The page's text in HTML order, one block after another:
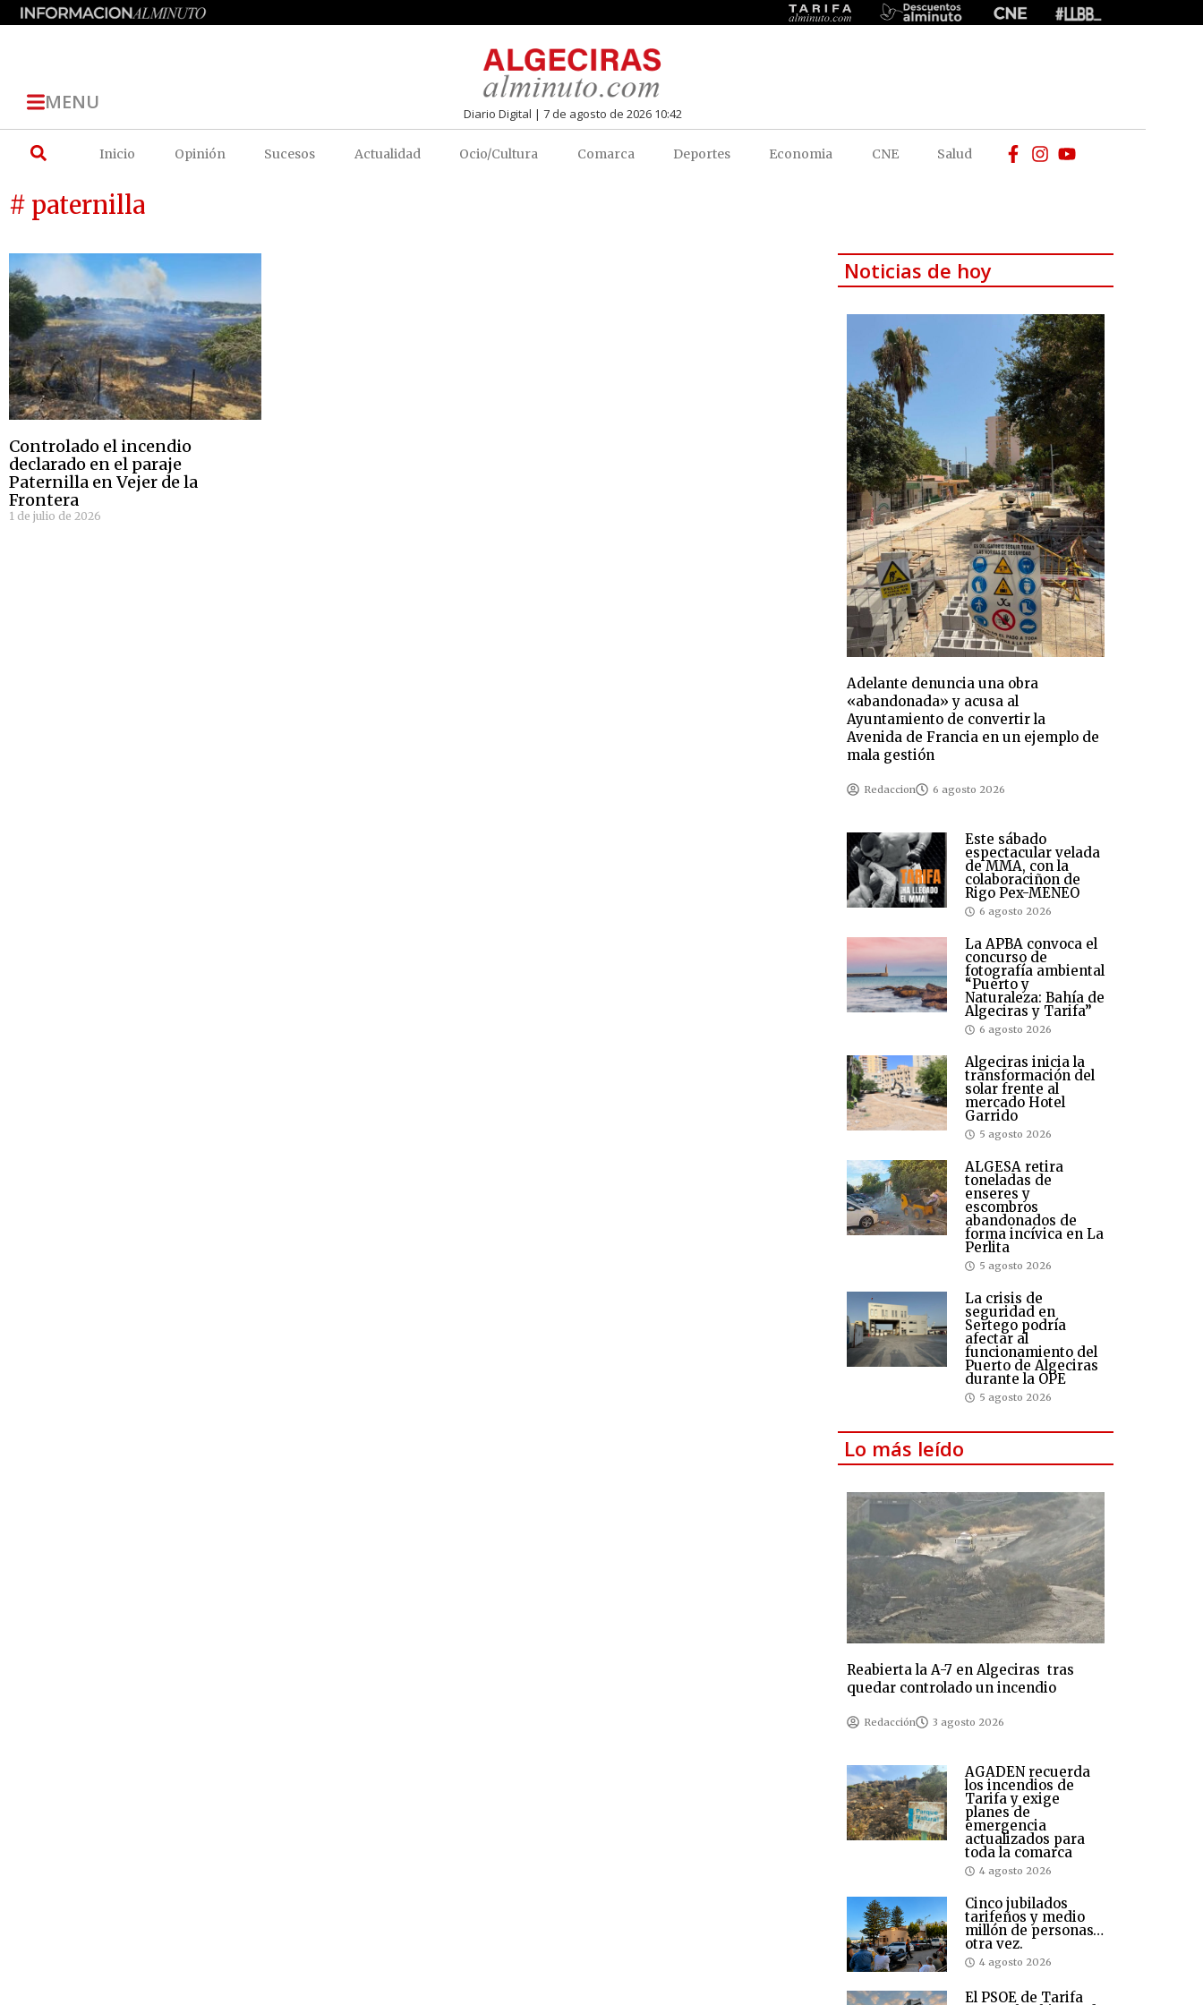
MENU Diario Digital | 7 de agosto de 2026 10:42
Inicio Opinión Sucesos Actualidad Ocio/Cultura Comarca Deportes Economia CNE Salud
# paternilla
Controlado el incendio
declarado en el paraje
Paternilla en Vejer de la
Frontera
1 de julio de 2026
Noticias de hoy
Adelante denuncia una obra
«abandonada» y acusa al
Ayuntamiento de convertir la
Avenida de Francia en un ejemplo de
mala gestión
Redaccion 6 agosto 2026
Este sábado
espectacular velada
de MMA, con la
colaboraciñon de
Rigo Pex-MENEO
6 agosto 2026
La APBA convoca el
concurso de
fotografía ambiental
“Puerto y
Naturaleza: Bahía de
Algeciras y Tarifa”
6 agosto 2026
Algeciras inicia la
transformación del
solar frente al
mercado Hotel
Garrido
5 agosto 2026
ALGESA retira
toneladas de
enseres y
escombros
abandonados de
forma incívica en La
Perlita
5 agosto 2026
La crisis de
seguridad en
Sertego podría
afectar al
funcionamiento del
Puerto de Algeciras
durante la OPE
5 agosto 2026
Lo más leído
Reabierta la A-7 en Algeciras tras
quedar controlado un incendio
Redacción 3 agosto 2026
AGADEN recuerda
los incendios de
Tarifa y exige
planes de
emergencia
actualizados para
toda la comarca
4 agosto 2026
Cinco jubilados
tarifeños y medio
millón de personas…
otra vez.
4 agosto 2026
El PSOE de Tarifa